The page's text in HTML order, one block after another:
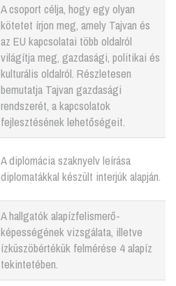
A csoport célja, hogy egy olyan
kötetet írjon meg, amely Tajvan és
az EU kapcsolatai több oldalról
világítja meg, gazdasági, politikai és
kulturális oldalról. Részletesen
bemutatja Tajvan gazdasági
rendszerét, a kapcsolatok
fejlesztésének lehetőségeit.
A diplomácia szaknyelv leírása
diplomatákkal készült interjúk alapján.
A hallgatók alapízfelismerő-
képességének vizsgálata, illetve
ízküszöbértékük felmérése 4 alapíz
tekintetében.